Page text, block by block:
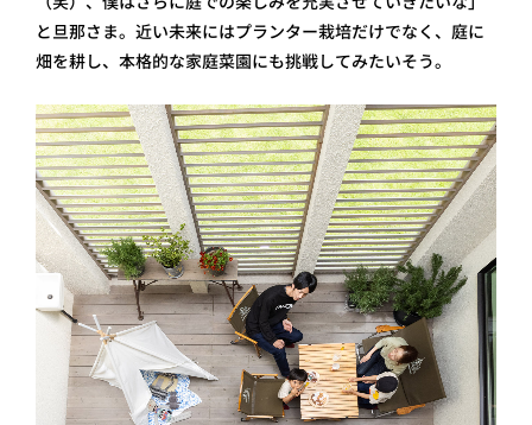
と旦那さま。近い未来にはプランター栽培だけでなく、庭に
畑を耕し、本格的な家庭菜園にも挑戦してみたいそう。